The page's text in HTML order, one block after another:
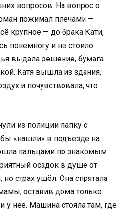
вопросов. На вопрос о
пожимал плечами —
крупное — до брака Кати,
понемногу и не стоило
выдала решение, бумага
Катя вышла из здания,
и почувствовала, что
из полиции папку с
«нашли» в подъезде на
пальцами по знакомым
осадок в душе от
но страх ушёл. Она спрятала
оставив дома только
у неё. Машина стояла там, где